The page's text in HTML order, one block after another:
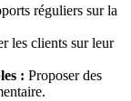
réguliers sur la
les clients sur leur
: Proposer des